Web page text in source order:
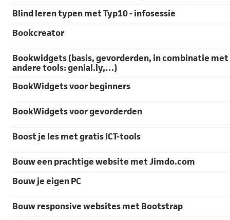
Blind leren typen met Typ10 - infosessie
Bookcreator
Bookwidgets (basis, gevorderden, in combinatie met
andere tools: genial.ly,…)
BookWidgets voor beginners
BookWidgets voor gevorderden
Boost je les met gratis ICT-tools
Bouw een prachtige website met Jimdo.com
Bouw je eigen PC
Bouw responsive websites met Bootstrap